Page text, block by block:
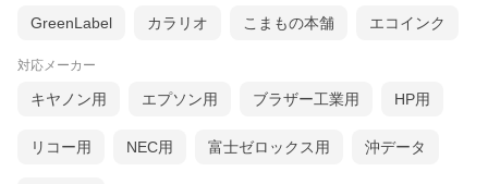
GreenLabel カラリオ こまもの本舗 エコインク
対応メーカー
キヤノン用 エプソン用 ブラザー工業用 HP用
リコー用 NEC用 富士ゼロックス用 沖データ